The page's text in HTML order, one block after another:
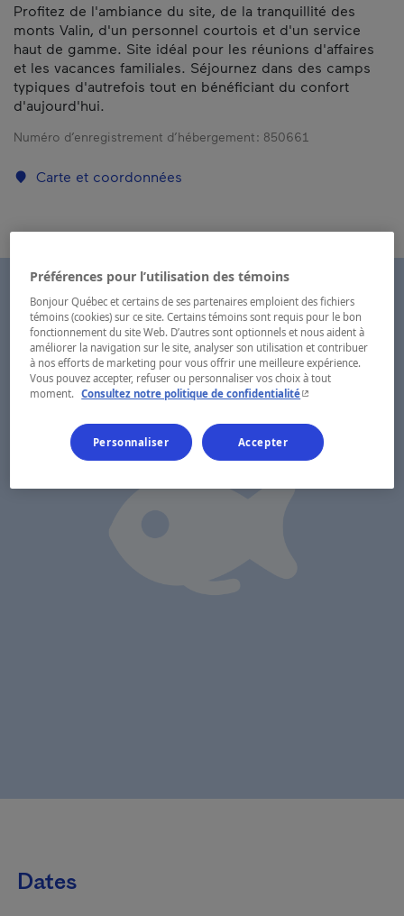
Profitez de l'ambiance du site, de la tranquillité des
monts Valin, d'un personnel courtois et d'un service
haut de gamme. Site idéal pour les réunions d'affaires
et les vacances familiales. Séjournez dans des camps
typiques d'autrefois tout en bénéficiant du confort
d'aujourd'hui.
Numéro d’enregistrement d’hébergement : 850661
Carte et coordonnées
Dates
Préférences pour l’utilisation des témoins
Bonjour Québec et certains de ses partenaires emploient des fichiers
témoins (cookies) sur ce site. Certains témoins sont requis pour le bon
fonctionnement du site Web. D’autres sont optionnels et nous aident à
améliorer la navigation sur le site, analyser son utilisation et contribuer
à nos efforts de marketing pour vous offrir une meilleure expérience.
Vous pouvez accepter, refuser ou personnaliser vos choix à tout
moment.
Consultez notre politique de confidentialité- Cet hyperlien
Personnaliser Accepter